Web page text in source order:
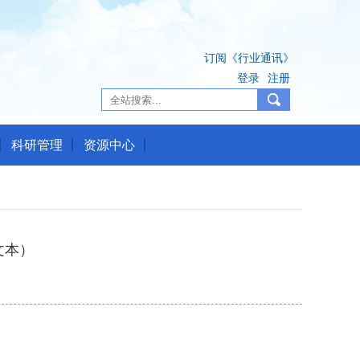
订阅《行业通讯》
注册
登录
科研管理 资源中心
）